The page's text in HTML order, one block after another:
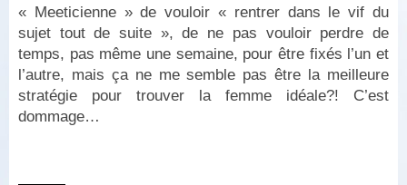
« Meeticienne » de vouloir « rentrer dans le vif du
sujet tout de suite », de ne pas vouloir perdre de
temps, pas même une semaine, pour être fixés l’un et
l’autre, mais ça ne me semble pas être la meilleure
stratégie pour trouver la femme idéale?! C’est
dommage…